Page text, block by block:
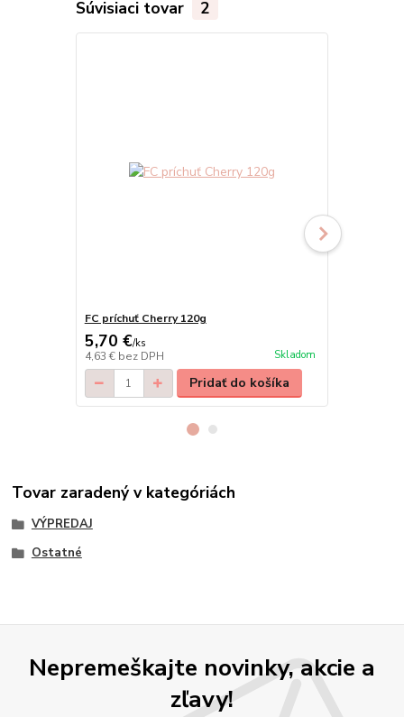
Súvisiaci tovar 2
FC príchuť Cherry 120g
5,70 €/ks
4,63 € bez DPH Skladom
Pridať do košíka
Tovar zaradený v kategóriách
VÝPREDAJ
Ostatné
Nepremeškajte novinky, akcie a
zľavy!